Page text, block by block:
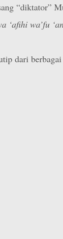
“diktator”
‘afihi wa’fu
dari